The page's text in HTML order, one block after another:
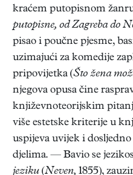
kraćem putopisnom
putopisne, od Zagreba do
pisao i poučne pjesme,
uzimajući za komedije
pripovijetka (Što žena
njegova opusa čine
književnoteorijskim
više estetske kriterije u
uspijeva uvijek i
djelima. — Bavio se
jeziku (Neven, 1855),